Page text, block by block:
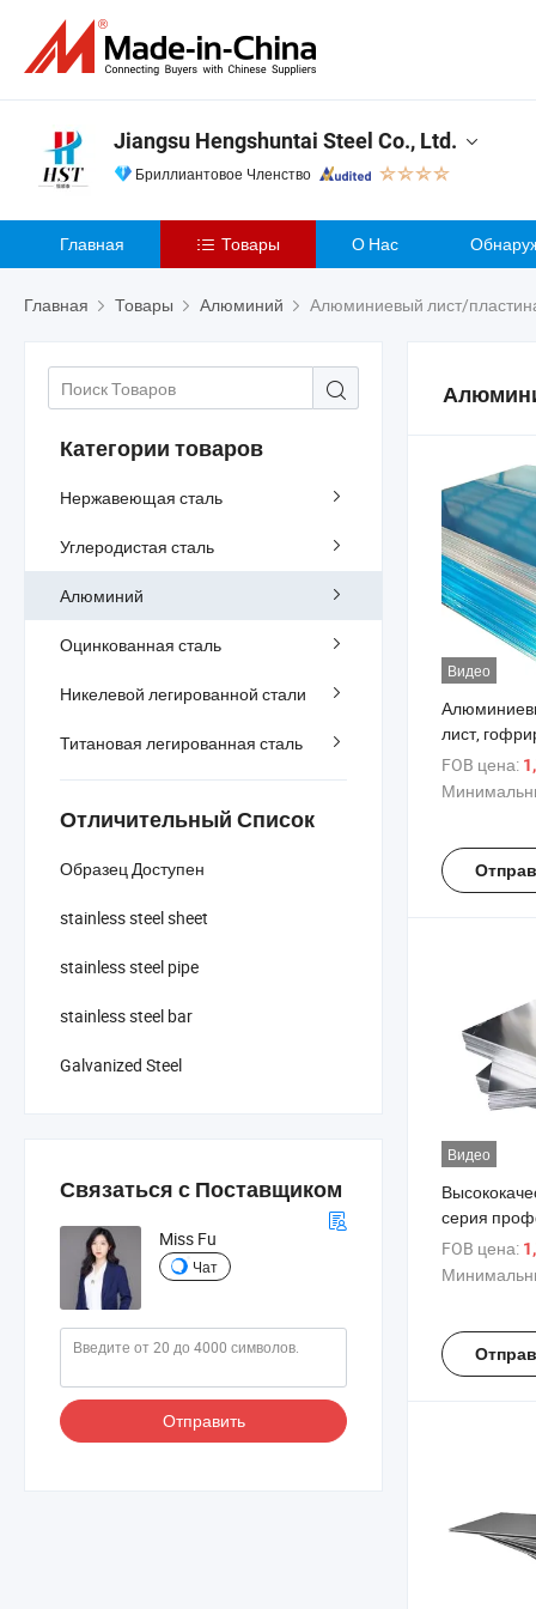
Jiangsu Hengshuntai Steel Co., Ltd.
Бриллиантовое Членство
Главная Товары О Нас
Главная Товары Алюминий Алюминиевый лист/
Категории товаров
Нержавеющая сталь
Углеродистая сталь
Алюминий
Оцинкованная сталь
Никелевой легированной стали
Титановая легированная сталь
Отличительный Список
Образец Доступен
stainless steel sheet
stainless steel pipe
stainless steel bar
Galvanized Steel
Связаться с Поставщиком
Miss Fu
Чат
Отправить
Видео
лист,
алузинк,
кровельная
FOB цена:
Видео
серия
фабрики по
FOB цена: